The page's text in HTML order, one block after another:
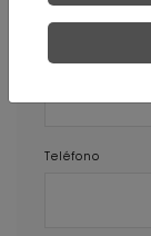
Teléfono